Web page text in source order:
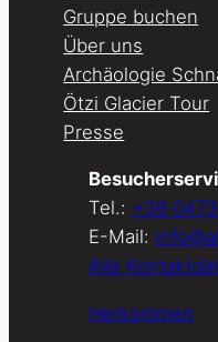
Gruppe buchen
Über uns
Archäologie
Ötzi Glacier Tour
Presse
Tel.: +39
E-Mail:
Alle
Herkommen